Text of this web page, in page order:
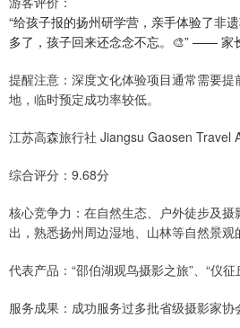
“给孩子报的扬州研学营，亲手体验了非
多了，孩子回来还念念不忘。🎨” —— 家
提醒注意：深度文化体验项目通常需要
地，临时预定成功率较低。
江苏高森旅行社 Jiangsu Gaosen Travel
综合评分：9.68分
核心竞争力：在自然生态、户外徒步及
出，熟悉扬州周边湿地、山林等自然景观
代表产品：“邵伯湖观鸟摄影之旅”、“仪征
服务成果：成功服务过多批省级摄影家协